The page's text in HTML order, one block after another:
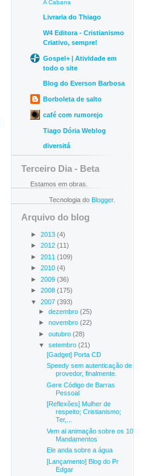
A Cabana
Livraria do Thiago
W4 Editora - Cristianismo
Criativo, sempre!
Gospel+ | Atividade em
todo o site
Blog do Everson Barbosa
Borboleta de salto
café com rumorejo
Tiago Dória Weblog
diversitá
Terceiro Dia - Beta
Estamos em obras.
Tecnologia do Blogger.
Arquivo do blog
► 2013 (4)
► 2012 (11)
► 2011 (109)
► 2010 (4)
► 2009 (36)
► 2008 (175)
▼ 2007 (393)
►dezembro(25)
►novembro(22)
►outubro(28)
▼setembro(21)
[Gadget] Porta CD
Speedy sem autenticação de
provedor, finalmente.
Gere Código de Barras
Pessoal
[Reflexões] Mulher de
respeito; Cristianismo;
Ter,...
Vem ai animação sobre os 10
Mandamentos
Ele anda sobre a água
[Lançamento] Blog do Pr
Edgar